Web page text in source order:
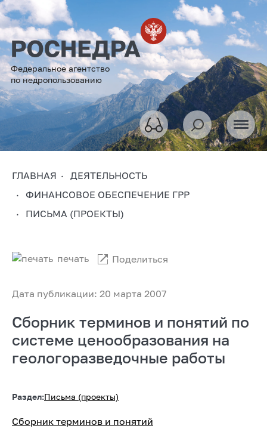
Федеральное агентство
по недропользованию
ГЛАВНАЯ
ДЕЯТЕЛЬНОСТЬ
ФИНАНСОВОЕ ОБЕСПЕЧЕНИЕ ГРР
ПИСЬМА (ПРОЕКТЫ)
Дата публикации: 20 марта 2007
печать Поделиться
Сборник терминов и понятий по
системе ценообразования на
геологоразведочные работы
Раздел:Письма (проекты)
Сборник терминов и понятий